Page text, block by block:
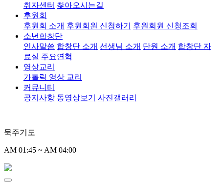
취자센터 찾아오시는길
후원회
후원회 소개 후원회원 신청하기
후원회원 신청조회
소년합창단
인사말씀 합창단 소개 선생님 소개 단원 소개 합창단 자
료실 주요연혁
영상교리
가톨릭 영상 교리
커뮤니티
공지사항 동영상보기 사진갤러리
묵주기도
AM 01:45 ~ AM 04:00